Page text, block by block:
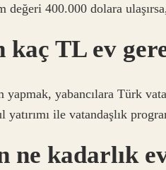
değeri 400.000 dolara
kaç TL ev
yapmak, yabancılara Türk
ile vatandaşlık
kadarlık